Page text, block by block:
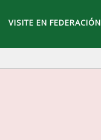
VISITE EN FEDERACIÓN